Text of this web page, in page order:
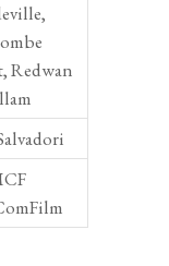
Redwan